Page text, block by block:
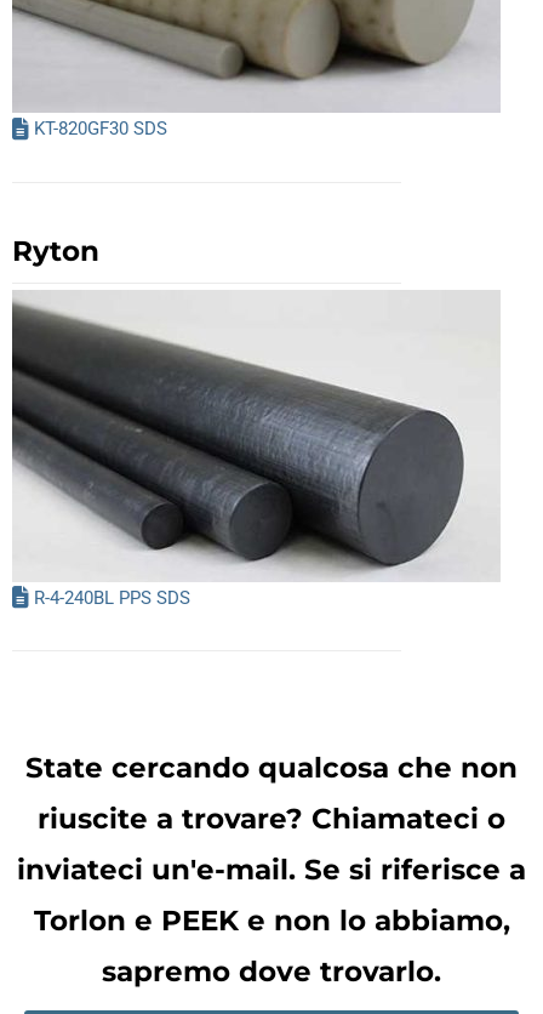
KT-820GF30 SDS
Ryton
R-4-240BL PPS SDS
State cercando qualcosa che non
riuscite a trovare? Chiamateci o
inviateci un'e-mail. Se si riferisce a
Torlon e PEEK e non lo abbiamo,
sapremo dove trovarlo.